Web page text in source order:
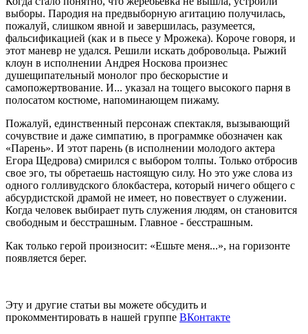
выборы. Пародия на предвыборную агитацию получилась,
пожалуй, слишком явной и завершилась, разумеется,
фальсификацией (как и в пьесе у Мрожека). Короче говоря, и
этот маневр не удался. Решили искать добровольца. Рыжий
клоун в исполнении Андрея Носкова произнес
душещипательный монолог про бескорыстие и
самопожертвование. И... указал на тощего высокого парня в
полосатом костюме, напоминающем пижаму.
Пожалуй, единственный персонаж спектакля, вызывающий
сочувствие и даже симпатию, в программке обозначен как
«Парень». И этот парень (в исполнении молодого актера
Егора Щедрова) смирился с выбором толпы. Только отбросив
свое эго, ты обретаешь настоящую силу. Но это уже слова из
одного голливудского блокбастера, который ничего общего с
абсурдистской драмой не имеет, но повествует о служении.
Когда человек выбирает путь служения людям, он становится
свободным и бесстрашным. Главное - бесстрашным.
Как только герой произносит: «Ешьте меня...», на горизонте
появляется берег.
Эту и другие статьи вы можете обсудить и
прокомментировать в нашей группе ВКонтакте